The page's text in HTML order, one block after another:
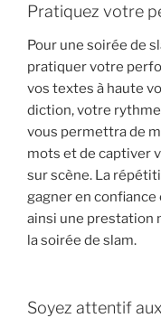
Pratiquez votre
Pour une soirée de
pratiquer votre
vos textes à haute
diction, votre
vous permettra de
mots et de captiver
sur scène. La
gagner en
ainsi une prestation
la soirée de slam.
Soyez attentif